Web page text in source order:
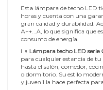
Esta lámpara de techo LED
horas y cuenta con una
gran calidad y durabilidad.
A++...A, lo que significa que
consumo de energía.
La Lámpara techo LED serie
para cualquier estancia de
hasta el salón, comedor,
o dormitorio. Su estilo
y juvenil la hace perfecta